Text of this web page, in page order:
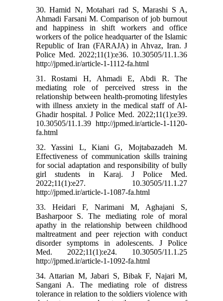
30. Hamid N, Motahari rad S, Marashi S A,
Ahmadi Farsani M. Comparison of job burnout
and happiness in shift workers and office
workers of the police headquarter of the Islamic
Republic of Iran (FARAJA) in Ahvaz, Iran. J
Police Med. 2022;11(1):e36. 10.30505/11.1.36
http://jpmed.ir/article-1-1112-fa.html
31. Rostami H, Ahmadi E, Abdi R. The
mediating role of perceived stress in the
relationship between health-promoting lifestyles
with illness anxiety in the medical staff of Al-
Ghadir hospital. J Police Med. 2022;11(1):e39.
10.30505/11.1.39 http://jpmed.ir/article-1-1120-
fa.html
32. Yassini L, Kiani G, Mojtabazadeh M.
Effectiveness of communication skills training
for social adaptation and responsibility of bully
girl students in Karaj. J Police Med.
2022;11(1):e27. 10.30505/11.1.27
http://jpmed.ir/article-1-1087-fa.html
33. Heidari F, Narimani M, Aghajani S,
Basharpoor S. The mediating role of moral
apathy in the relationship between childhood
maltreatment and peer rejection with conduct
disorder symptoms in adolescents. J Police
Med. 2022;11(1):e24. 10.30505/11.1.25
http://jpmed.ir/article-1-1092-fa.html
34. Attarian M, Jabari S, Bibak F, Najari M,
Sangani A. The mediating role of distress
tolerance in relation to the soldiers violence with